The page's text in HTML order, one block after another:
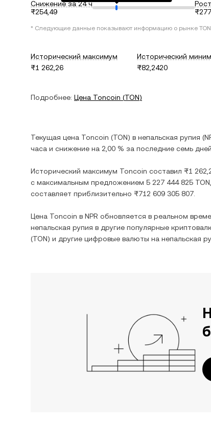
Снижение за 24 ч
₨254,49
* Следующие данные показывают информацию о рынке TON
Исторический максимум
₨1 262,26
Исторический
₨82,2420
Подробнее: Цена Toncoin (TON)
Текущая цена Toncoin (TON) в непальская рупия (
часа и снижение на 2,00 % за последние семь дней.
Исторический максимум Toncoin составил ₨1
с максимальным предложением 5 227 444 825 TON
составляет приблизительно ₨712 609 305 807
Цена Toncoin в NPR обновляется в реальном
непальская рупия в другие популярные
(TON) и другие цифровые валюты на непальская